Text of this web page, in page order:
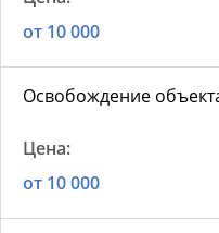
от 10 000
Освобождение
от 10 000